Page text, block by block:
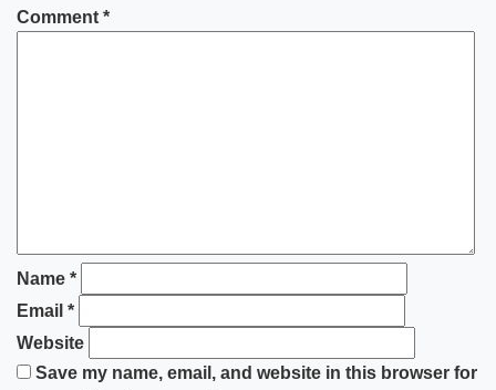
Comment *
Name *
Email *
Website
Save my name, email, and website in this browser for